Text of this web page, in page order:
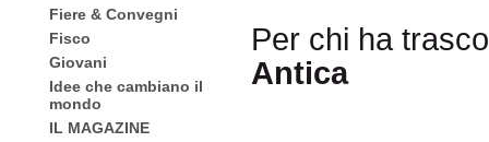
Fiere & Convegni
Fisco
Giovani
Idee che cambiano il
mondo
IL MAGAZINE
Per chi ha
Antica